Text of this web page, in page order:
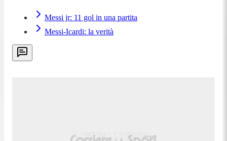
Messi jr: 11 gol in una partita
Messi-Icardi: la verità